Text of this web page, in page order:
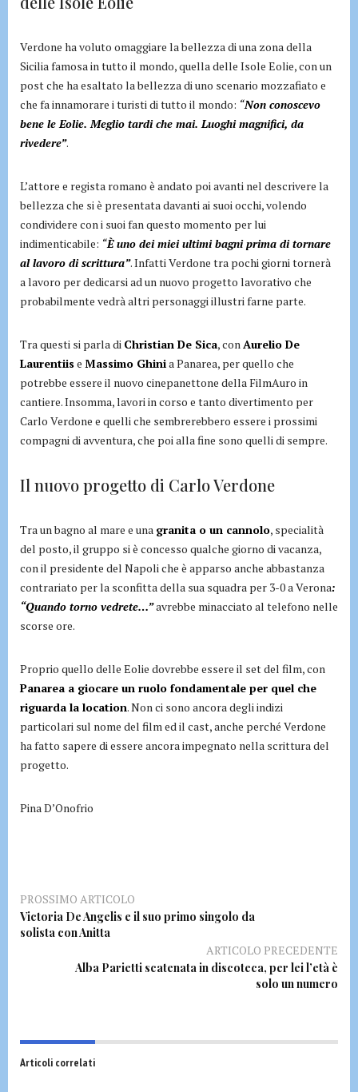
Verdone ha voluto omaggiare la bellezza di una zona della
Sicilia famosa in tutto il mondo, quella delle Isole Eolie, con un
post che ha esaltato la bellezza di uno scenario mozzafiato e
che fa innamorare i turisti di tutto il mondo: “Non conoscevo
bene le Eolie. Meglio tardi che mai. Luoghi magnifici, da
rivedere”.
L’attore e regista romano è andato poi avanti nel descrivere la
bellezza che si è presentata davanti ai suoi occhi, volendo
condividere con i suoi fan questo momento per lui
indimenticabile: “È uno dei miei ultimi bagni prima di tornare
al lavoro di scrittura”. Infatti Verdone tra pochi giorni tornerà
a lavoro per dedicarsi ad un nuovo progetto lavorativo che
probabilmente vedrà altri personaggi illustri farne parte.
Tra questi si parla di Christian De Sica, conAurelio De
Laurentiis e Massimo Ghinia Panarea, per quello che
potrebbe essere il nuovo cinepanettone della FilmAuro in
cantiere. Insomma, lavori in corso e tanto divertimento per
Carlo Verdone e quelli che sembrerebbero essere i prossimi
compagni di avventura, che poi alla fine sono quelli di sempre.
Il nuovo progetto di Carlo Verdone
Tra un bagno al mare e una granita o un cannolo, specialità
del posto, il gruppo si è concesso qualche giorno di vacanza,
con il presidente del Napoli che è apparso anche abbastanza
contrariato per la sconfitta della sua squadra per 3-0 a Verona:
“Quando torno vedrete…”avrebbe minacciato al telefono nelle
scorse ore.
Proprio quello delle Eolie dovrebbe essere il set del film, con
Panarea a giocare un ruolo fondamentale per quel che
riguarda la location. Non ci sono ancora degli indizi
particolari sul nome del film ed il cast, anche perché Verdone
ha fatto sapere di essere ancora impegnato nella scrittura del
progetto.
Pina D’Onofrio
PROSSIMO ARTICOLO
Victoria De Angelis e il suo primo singolo da
solista con Anitta
ARTICOLO PRECEDENTE
Alba Parietti scatenata in discoteca, per lei l’età è
solo un numero
Articoli correlati